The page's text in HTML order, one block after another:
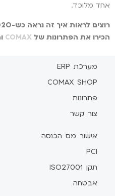
אחד מלוכד.
רוצים לראות איך זה נראה כש-O2O באמת עובד?
הכירו את הפתרונות של COMAX
מערכת ERP
COMAX SHOP
פתרונות
צור קשר
אישור מס הכנסה
PCI
תקן ISO27001
אבטחה